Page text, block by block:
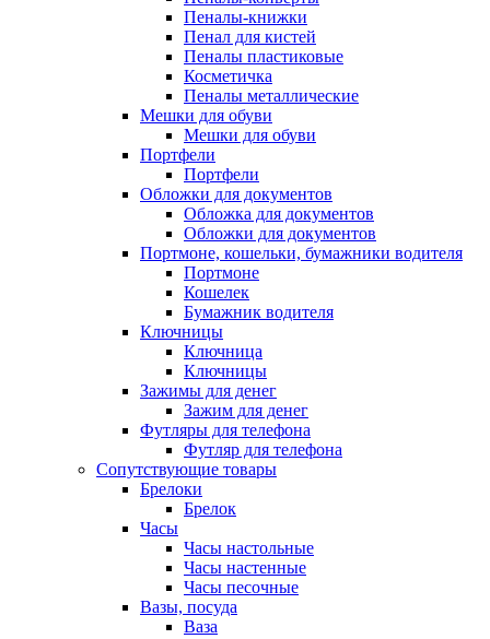
Пеналы-книжки
Пенал для кистей
Пеналы пластиковые
Косметичка
Пеналы металлические
Мешки для обуви
Мешки для обуви
Портфели
Портфели
Обложки для документов
Обложка для документов
Обложки для документов
Портмоне, кошельки, бумажники водителя
Портмоне
Кошелек
Бумажник водителя
Ключницы
Ключница
Ключницы
Зажимы для денег
Зажим для денег
Футляры для телефона
Футляр для телефона
Сопутствующие товары
Брелоки
Брелок
Часы
Часы настольные
Часы настенные
Часы песочные
Вазы, посуда
Ваза